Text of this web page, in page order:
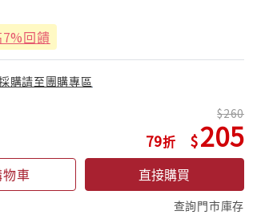
7%回饋
購請至團購專區
79
260
205
車 直接購買
查詢門市庫存